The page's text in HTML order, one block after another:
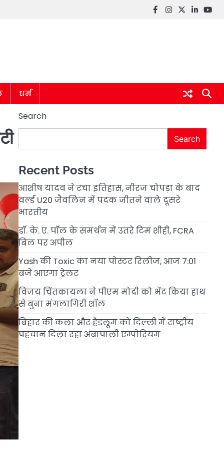
Facebook
instagram
twitter
linkedin
धर्म
Search
Search
Recent Posts
आशीष यादव ने रचा इतिहास, नीरज चोपड़ा के बाद
वर्ल्ड U20 जैवलिन में पदक जीतने वाले दूसरे
भारतीय
डॉ. के. ए. पॉल के समर्थन में उतरे टिम शीही, FCRA
बिल पर अपील
Yash की Toxic का नया पोस्टर रिलीज, आज 7:01
बजे आएगा ट्रेलर
विजय चिंतकायला ने पीएम मोदी को भेंट किया हाथ
से बुना मंगलागिरी शॉल
बिहार की कला और हैंडलूम को दिल्ली में राष्ट्रीय
पहचान दिला रहा अंबापाली एम्पोरियम